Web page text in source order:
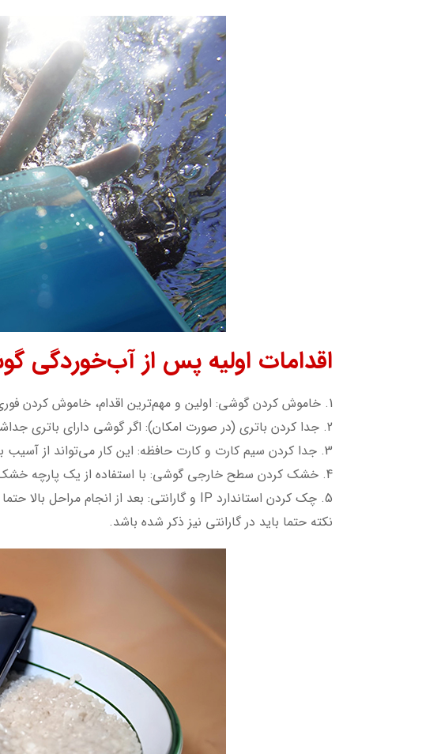
اقدامات اولیه پس از آب‌خوردگی
1. خاموش کردن گوشی: اولین و مهم‌ترین اقدام، خاموش کردن فوری گوشی است تا از ایجاد اتصالی کوتاه جلوگیری شود.
2. جدا کردن باتری (در صورت امکان): اگر گوشی دارای باتری جداشدنی است، آن را فوراً خارج کنید.
3. جدا کردن سیم کارت و کارت حافظه: این کار می‌تواند از آسیب به این قطعات جلوگیری کند.
4. خشک کردن سطح خارجی گوشی: با استفاده از یک پارچه خشک و بدون پرز، سطح خارجی گوشی را خشک کنید.
نکته حتما باید در گارانتی نیز ذکر شده باشد.